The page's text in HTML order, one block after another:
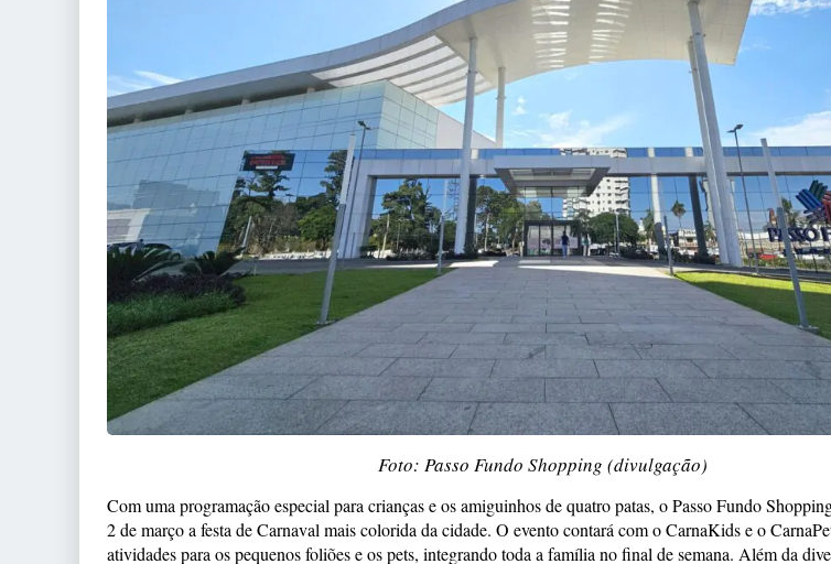
Foto: Passo Fundo Shopping (divulgação)
Com uma programação especial para crianças e os amiguinhos de quatro patas, o Passo Fundo
2 de março a festa de Carnaval mais colorida da cidade. O evento contará com o CarnaKids e o
atividades para os pequenos foliões e os pets, integrando toda a família no final de semana. Além da